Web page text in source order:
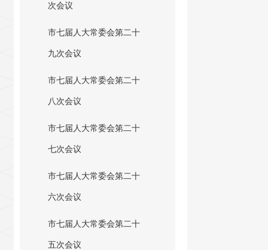
次会议
市七届人大常委会第二十
九次会议
市七届人大常委会第二十
八次会议
市七届人大常委会第二十
七次会议
市七届人大常委会第二十
六次会议
市七届人大常委会第二十
五次会议